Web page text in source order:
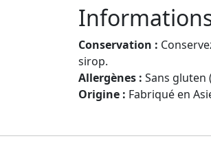
Conservation :
sirop.
Allergènes : Sans gluten
Origine : Fabriqué en